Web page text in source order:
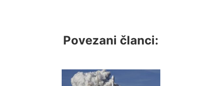
Povezani članci: